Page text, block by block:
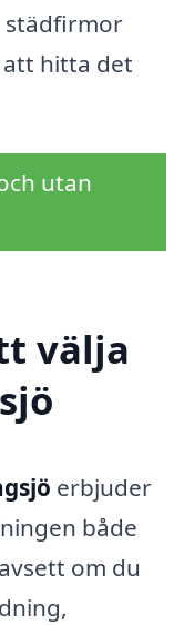
städfirmor
hitta det
utan
välja
erbjuder
både
om du